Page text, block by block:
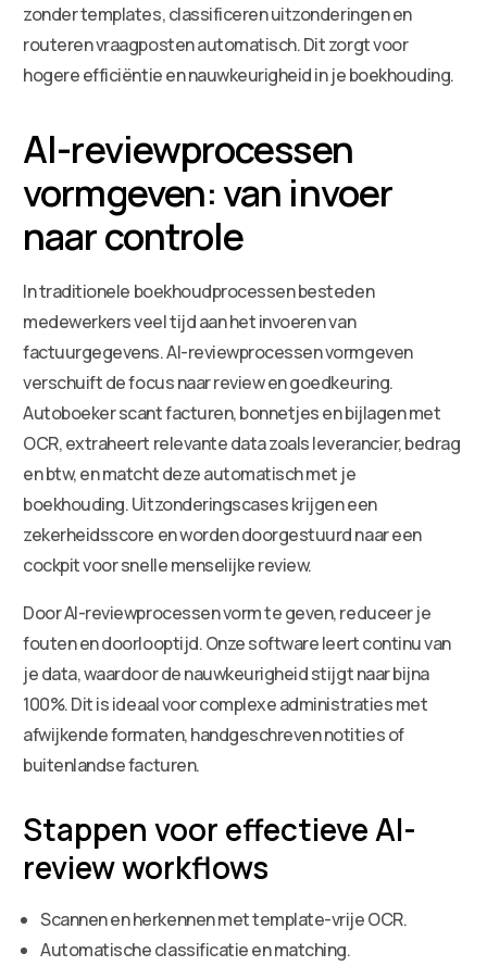
zonder templates, classificeren uitzonderingen en
routeren vraagposten automatisch. Dit zorgt voor
hogere efficiëntie en nauwkeurigheid in je boekhouding.
AI-reviewprocessen
vormgeven: van invoer
naar controle
In traditionele boekhoudprocessen besteden
medewerkers veel tijd aan het invoeren van
factuurgegevens. AI-reviewprocessen vormgeven
verschuift de focus naar review en goedkeuring.
Autoboeker scant facturen, bonnetjes en bijlagen met
OCR, extraheert relevante data zoals leverancier, bedrag
en btw, en matcht deze automatisch met je
boekhouding. Uitzonderingscases krijgen een
zekerheidsscore en worden doorgestuurd naar een
cockpit voor snelle menselijke review.
Door AI-reviewprocessen vorm te geven, reduceer je
fouten en doorlooptijd. Onze software leert continu van
je data, waardoor de nauwkeurigheid stijgt naar bijna
100%. Dit is ideaal voor complexe administraties met
afwijkende formaten, handgeschreven notities of
buitenlandse facturen.
Stappen voor effectieve AI-
review workflows
Scannen en herkennen met template-vrije OCR.
Automatische classificatie en matching.